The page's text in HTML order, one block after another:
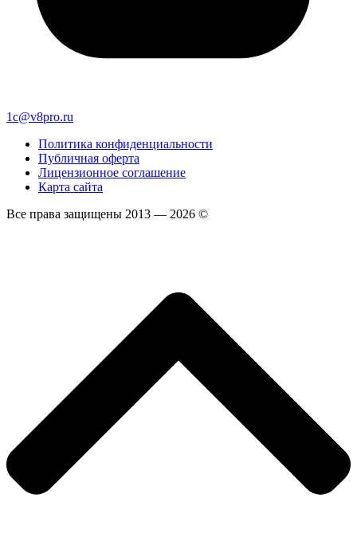
1c@v8pro.ru
Политика конфиденциальности
Публичная оферта
Лицензионное соглашение
Карта сайта
Все права защищены 2013 — 2026 ©